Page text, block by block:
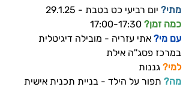
מתי? יום רביעי כט בטבת - 29.1.25
כמה זמן? 17:00-17:30
עם מי? אתי עזריה - מובילה דיגיטלית
במרכז פסג''ה אילת
למי? גננות
מה? תפור על הילד - בניית תכנית אישית